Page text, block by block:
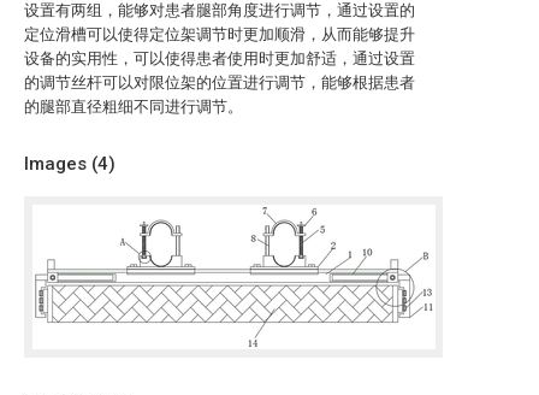
设置有两组，能够对患者腿部角度进行调节，通过设置的
定位滑槽可以使得定位架调节时更加顺滑，从而能够提升
设备的实用性，可以使得患者使用时更加舒适，通过设置
的调节丝杆可以对限位架的位置进行调节，能够根据患者
的腿部直径粗细不同进行调节。
Images (4)